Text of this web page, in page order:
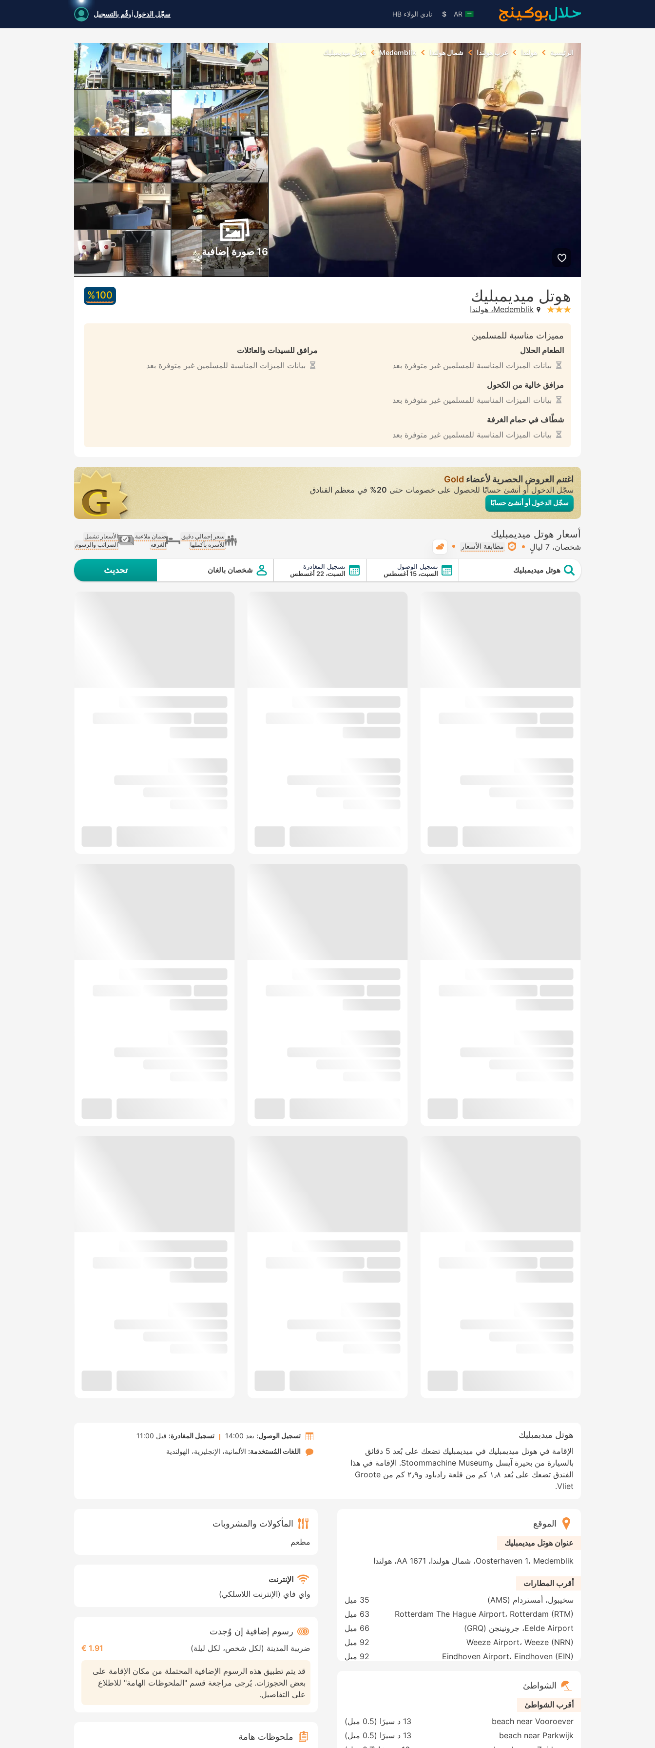
AR
$ نادي الولاء HB سجّل الدخولأوقُم بالتسجيل
الرئيسية هولندا غرب هولندا شمال هولندا Medemblik هوتل ميديمبليك
16 صورة إضافية
هوتل ميديمبليك
stars: 3
Medemblik، هولندا
100‏%
مميزات مناسبة للمسلمين
الطعام الحلال
بيانات الميزات المناسبة للمسلمين غير متوفرة بعد
مرافق خالية من الكحول
بيانات الميزات المناسبة للمسلمين غير متوفرة بعد
شطّاف في حمام الغرفة
بيانات الميزات المناسبة للمسلمين غير متوفرة بعد
مرافق للسيدات والعائلات
بيانات الميزات المناسبة للمسلمين غير متوفرة بعد
اغتنم العروض الحصرية لأعضاء Gold
سجّل الدخول أو أنشئ حسابًا للحصول على خصومات حتى 20% في معظم الفنادق
سجّل الدخول أو أنشئ حسابًا
أسعار هوتل ميديمبليك
شخصان 7 ليالٍ مطابقة الأسعار
سعر إجمالي دقيق
للأسرة بأكملها
ضمان ملاءمة
الغرفة
الأسعار تشمل
الضرائب والرسوم
هوتل ميديمبليك
تسجيل الوصول
السبت، 15 أغسطس
تسجيل المغادرة
السبت، 22 أغسطس
شخصان بالغان تحديث
هوتل ميديمبليك
الإقامة في هوتل ميديمبليك في ميديمبليك تضعك على بُعد 5 دقائق
بالسيارة من بحيرة آيسل وStoommachine Museum. الإقامة في هذا
الفندق تضعك على بُعد ١٫٨ كم من قلعة رادباود و٢٫٩ كم من Groote
Vliet.
تسجيل الوصول: بعد 14:00 تسجيل المغادرة: قبل 11:00
اللغات المُستخدمة: الألمانية الإنجليزية الهولندية
الموقع
عنوان هوتل ميديمبليك
Oosterhaven 1، Medemblik، شمال هولندا، 1671 AA، هولندا
أقرب المطارات
سخيبول، أمستردام (AMS)
35 ميل
Rotterdam The Hague Airport، Rotterdam (RTM)
63 ميل
Eelde Airport، جرونينجن (GRQ)
66 ميل
Weeze Airport، Weeze (NRN)
92 ميل
Eindhoven Airport، Eindhoven (EIN)
92 ميل
الشواطئ
أقرب الشواطئ
beach near Vooroever
13 د سيرًا (0.5 ميل)
beach near Parkwijk
13 د سيرًا (0.5 ميل)
المأكولات والمشروبات
مطعم
الإنترنت
واي فاي (الإنترنت اللاسلكي)
رسوم إضافية إن وُجدت
ضريبة المدينة (لكل شخص، لكل ليلة)
1.91 €
قد يتم تطبيق هذه الرسوم الإضافية المحتملة من مكان الإقامة على
بعض الحجوزات. يُرجى مراجعة قسم "الملحوظات الهامة" للاطلاع
على التفاصيل.
ملحوظات هامة